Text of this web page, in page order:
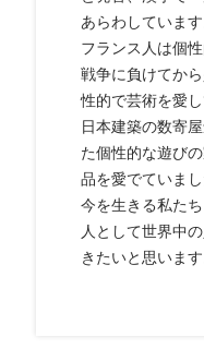
あらわしています
フランス人は個
戦争に負けてか
性的で芸術を愛し
日本建築の数寄
た個性的な遊び
品を愛でていまし
今を生きる私た
人として世界中
きたいと思います